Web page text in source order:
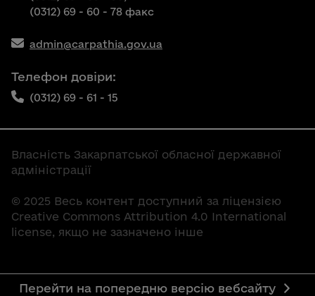
(0312) 69 - 60 - 78 факс
admin@carpathia.gov.ua
Телефон довіри:
(0312) 69 - 61 - 15
Власність Закарпатської обласної державної
адміністрації
© 2025 Весь контент доступний за ліцензією
Creative Commons Attribution 4.0 International
license, якщо не зазначено інше
Перейти на попередню версію вебсайту